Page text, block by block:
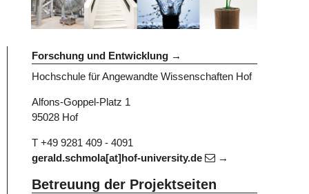
Forschung und Entwicklung
Hochschule für Angewandte Wissenschaften Hof
Alfons-Goppel-Platz 1
95028 Hof
T +49 9281 409 - 4091
gerald.schmola[at]hof-university.de
Betreuung der Projektseiten